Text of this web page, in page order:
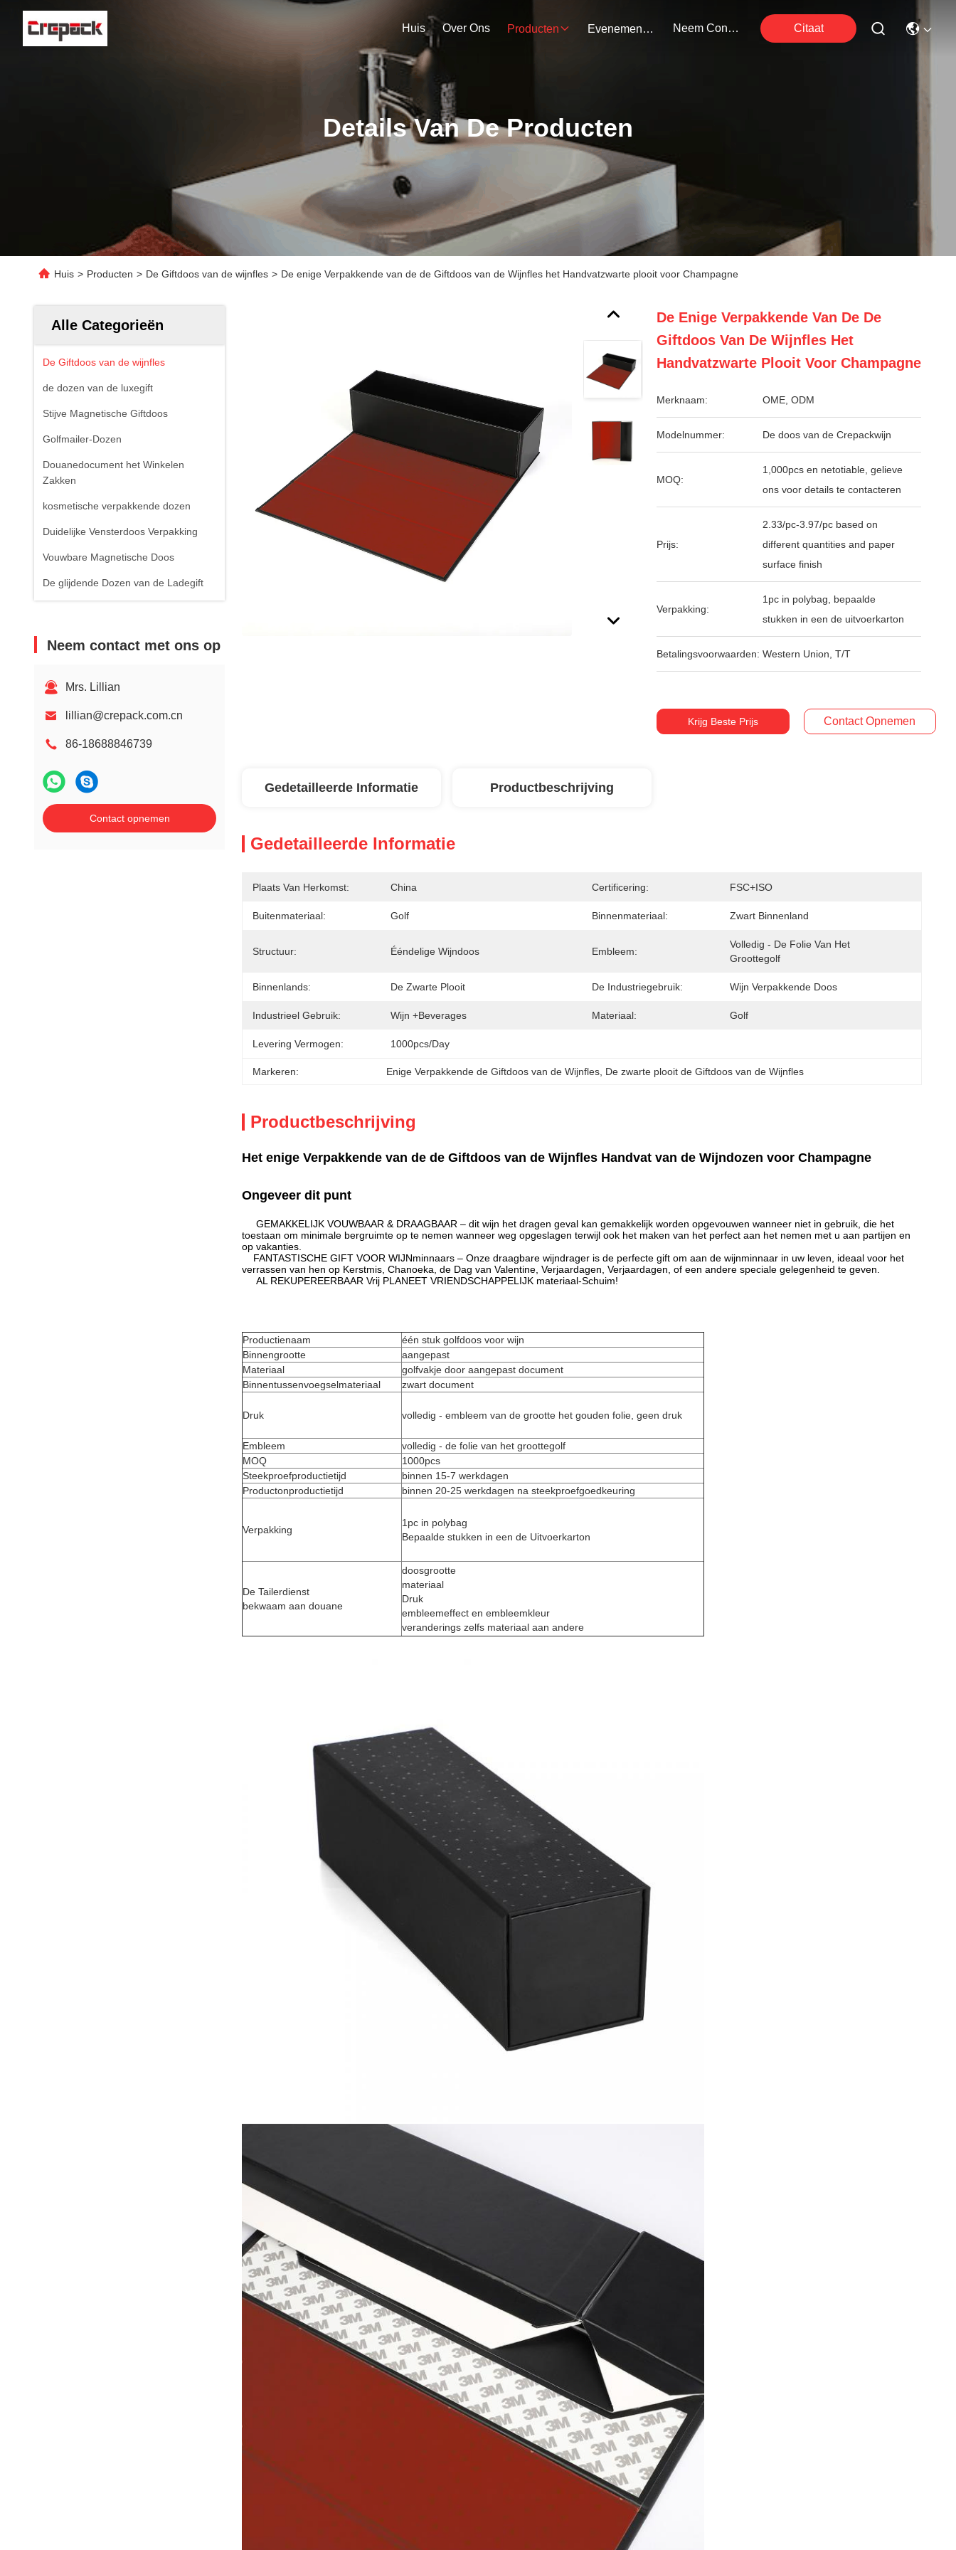
Huis Over Ons Producten Evenementen Neem Contact Met Ons Op Citaat
Details Van De Producten
Huis > Producten > De Giftdoos van de wijnfles > De enige Verpakkende van de de Giftdoos van de Wijnfles het Handvatzwarte plooit voor Champagne
Alle Categorieën
De Giftdoos van de wijnfles
de dozen van de luxegift
Stijve Magnetische Giftdoos
Golfmailer-Dozen
Douanedocument het Winkelen
Zakken
kosmetische verpakkende dozen
Duidelijke Vensterdoos Verpakking
Vouwbare Magnetische Doos
De glijdende Dozen van de Ladegift
Neem contact met ons op
Mrs. Lillian
lillian@crepack.com.cn
86-18688846739
Contact opnemen
De Enige Verpakkende Van De De
Giftdoos Van De Wijnfles Het
Handvatzwarte Plooit Voor Champagne
Merknaam: OME, ODM
Modelnummer: De doos van de Crepackwijn
MOQ:
1,000pcs en netotiable, gelieve
ons voor details te contacteren
Prijs:
2.33/pc-3.97/pc based on
different quantities and paper
surface finish
Verpakking:
1pc in polybag, bepaalde
stukken in een de uitvoerkarton
Betalingsvoorwaarden: Western Union, T/T
Krijg Beste Prijs Contact Opnemen
Gedetailleerde Informatie Productbeschrijving
Gedetailleerde Informatie
Plaats Van Herkomst: China Certificering: FSC+ISO
Buitenmateriaal: Golf Binnenmateriaal: Zwart Binnenland
Structuur: Ééndelige Wijndoos Embleem:
Volledig - De Folie Van Het
Groottegolf
Binnenlands: De Zwarte Plooit De Industriegebruik: Wijn Verpakkende Doos
Industrieel Gebruik: Wijn +Beverages Materiaal: Golf
Levering Vermogen: 1000pcs/day
Markeren: Enige Verpakkende de Giftdoos van de Wijnfles De zwarte plooit de Giftdoos van de Wijnfles
Productbeschrijving
Het enige Verpakkende van de de Giftdoos van de Wijnfles Handvat van de Wijndozen voor Champagne
Ongeveer dit punt
GEMAKKELIJK VOUWBAAR & DRAAGBAAR – dit wijn het dragen geval kan gemakkelijk worden opgevouwen wanneer niet in gebruik, die het
toestaan om minimale bergruimte op te nemen wanneer weg opgeslagen terwijl ook het maken van het perfect aan het nemen met u aan partijen en
op vakanties.
FANTASTISCHE GIFT VOOR WIJNminnaars – Onze draagbare wijndrager is de perfecte gift om aan de wijnminnaar in uw leven, ideaal voor het
verrassen van hen op Kerstmis, Chanoeka, de Dag van Valentine, Verjaardagen, Verjaardagen, of een andere speciale gelegenheid te geven.
AL REKUPEREERBAAR Vrij PLANEET VRIENDSCHAPPELIJK materiaal-Schuim!
Productienaam één stuk golfdoos voor wijn
Binnengrootte
aangepast
Materiaal
golfvakje door aangepast document
Binnentussenvoegselmateriaal
zwart document
Druk volledig - embleem van de grootte het gouden folie, geen druk
Embleem
volledig - de folie van het groottegolf
MOQ
1000pcs
Steekproefproductietijd
binnen 15-7 werkdagen
Productonproductietijd
binnen 20-25 werkdagen na steekproefgoedkeuring
Verpakking
1pc in polybag
Bepaalde stukken in een de Uitvoerkarton
De Tailerdienst
bekwaam aan douane
doosgrootte
materiaal
Druk
embleemeffect en embleemkleur
veranderings zelfs materiaal aan andere